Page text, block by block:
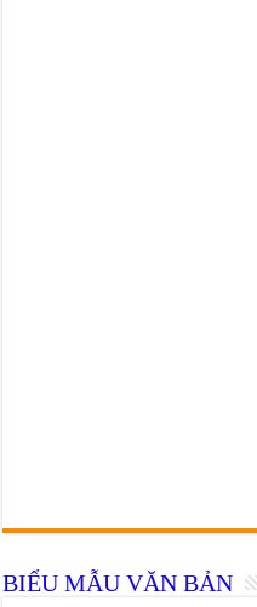
BIỂU MẪU VĂN BẢN